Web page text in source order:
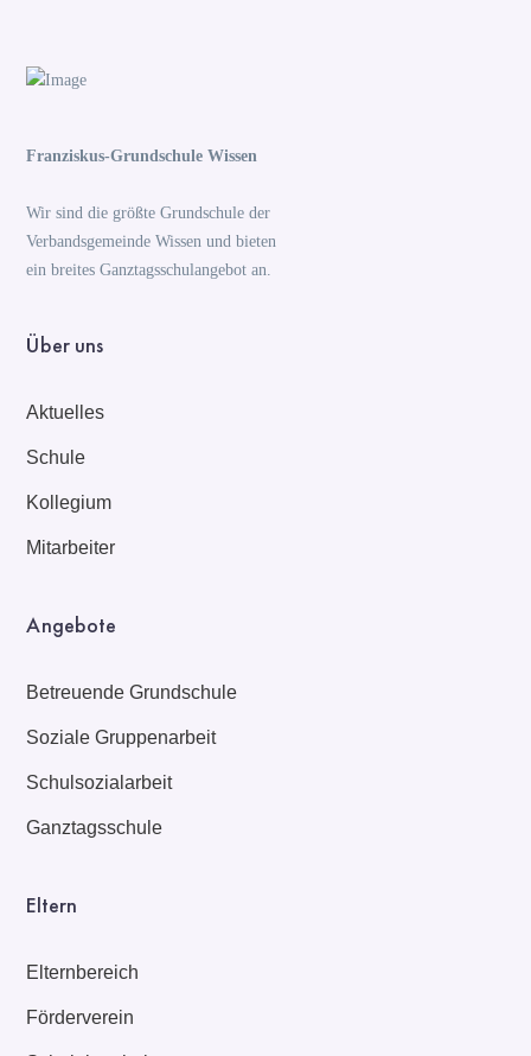
Franziskus-Grundschule Wissen
Wir sind die größte Grundschule der
Verbandsgemeinde Wissen und bieten
ein breites Ganztagsschulangebot an.
Über uns
Aktuelles
Schule
Kollegium
Mitarbeiter
Angebote
Betreuende Grundschule
Soziale Gruppenarbeit
Schulsozialarbeit
Ganztagsschule
Eltern
Elternbereich
Förderverein